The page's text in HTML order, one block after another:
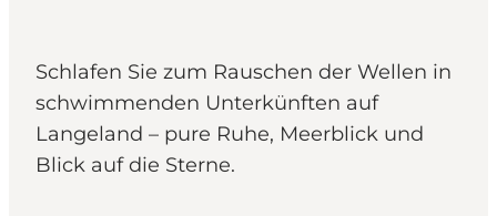
Schlafen Sie zum Rauschen der Wellen in
schwimmenden Unterkünften auf
Langeland – pure Ruhe, Meerblick und
Blick auf die Sterne.